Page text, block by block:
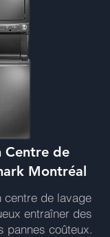
Centre de
Montréal
centre de lavage
entraîner des
pannes coûteux.